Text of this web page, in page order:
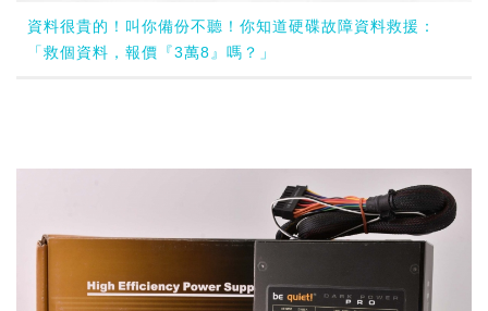
資料很貴的！叫你備份不聽！你知道硬碟故障資料救援：
「救個資料，報價『3萬8』嗎？」